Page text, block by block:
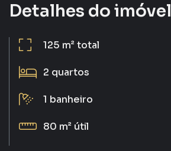
Detalhes do imóvel
125 m²total
2 quartos
1 banheiro
80 m² útil